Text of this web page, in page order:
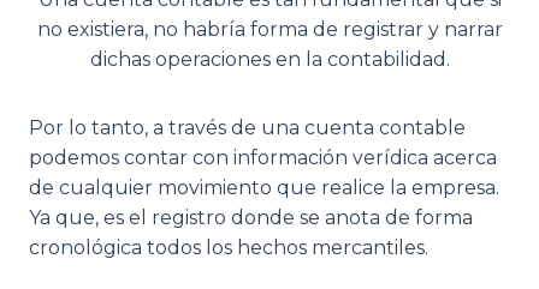
no existiera, no habría forma de registrar y narrar
dichas operaciones en la contabilidad.
Por lo tanto, a través de una cuenta contable
podemos contar con información verídica acerca
de cualquier movimiento que realice la empresa.
Ya que, es el registro donde se anota de forma
cronológica todos los hechos mercantiles.